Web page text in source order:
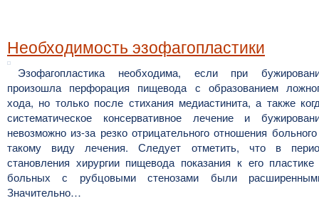
Необходимость эзофагопластики
Эзофагопластика необходима, если при
произошла перфорация пищевода с образованием
хода, но только после стихания медиастинита, а также
систематическое консервативное лечение и
невозможно из-за резко отрицательного отношения
такому виду лечения. Следует отметить, что в
становления хирургии пищевода показания к его
больных с рубцовыми стенозами были
Значительно…